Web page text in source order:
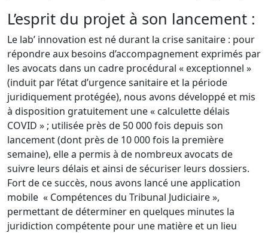
L’esprit du projet à son lancement :
Le lab’ innovation est né durant la crise sanitaire : pour
répondre aux besoins d’accompagnement exprimés par
les avocats dans un cadre procé­dural « exceptionnel »
(induit par l’état d’ur­gence sanitaire et la période
juridiquement protégée), nous avons développé et mis
à dis­position gratuitement une « calculette délais
COVID » ; utilisée près de 50 000 fois depuis son
lancement (dont près de 10 000 fois la première
semaine), elle a permis à de nombreux avocats de
suivre leurs délais et ainsi de sécuriser leurs dossiers.
Fort de ce succès, nous avons lancé une application
mobile « Compétences du Tribunal Judiciaire »,
permettant de déterminer en quelques minutes la
juridiction compétente pour une matière et un lieu